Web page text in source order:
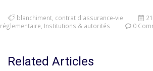
blanchiment contrat d'assurance-vie
réglementaire Institutions & autorités 0
Related Articles